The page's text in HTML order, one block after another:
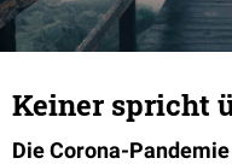
Keiner spricht
Die Corona-